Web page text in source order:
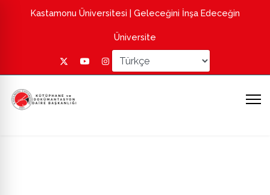
Kastamonu Üniversitesi | Geleceğini İnşa Edeceğin
Üniversite